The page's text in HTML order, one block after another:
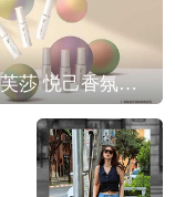
IPSA茵芙莎 悦己香氛凝露上市